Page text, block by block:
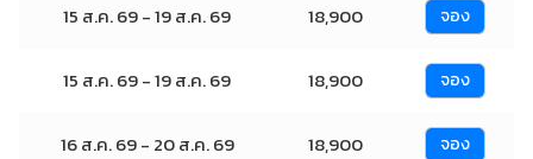
15 ส.ค. 69 - 19 ส.ค. 69 18,900 จอง
15 ส.ค. 69 - 19 ส.ค. 69 18,900 จอง
16 ส.ค. 69 - 20 ส.ค. 69 18,900 จอง